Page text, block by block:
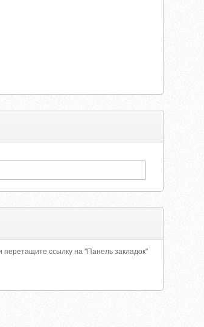
перетащите ссылку на "Панель закладок"